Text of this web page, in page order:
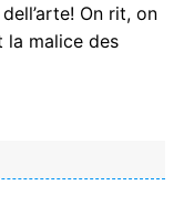
On rit, on
la malice des